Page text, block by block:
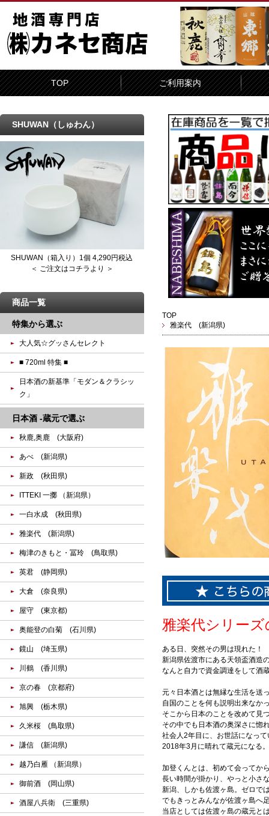
TOP ご利用案内
TOP
雅楽代 (新潟県)
雅楽代シリーズ
ある日、突然その男は現れた！
新潟県佐渡市にある天領盃酒造
なんと自力で資金調達をして酒
元々日本酒とは無縁な生活を送
自国のことを何も説明出来なか
そこから日本のことを改めて見
その中でも日本酒の奥深さに惚
社会人2年目に、お世話になっ
2018年3月に晴れて蔵元になる。
加登くんとは、初めて会ってか
長い時間が掛かり、やっと小さ
新潟、しかも佐渡ヶ島。ゼロで
でもきっとみんなが佐渡ヶ島へ
当店としては佐渡ヶ島の蔵元と
SHUWAN（しゅわん）
SHUWAN（箱入り）1個 4,290円税込
＜ ご注文はコチラより ＞
商品一覧
特集から選ぶ
大人気☆グッさんセレクト
■ 720ml 特集 ■
日本酒の新基準「モダン＆クラシッ
ク」
日本酒 -蔵元で選ぶ
秋鹿,奥鹿 (大阪府)
あべ (新潟県)
新政 (秋田県)
ITTEKI 一擲 （新潟県）
一白水成 (秋田県)
雅楽代 (新潟県)
梅津のきもと・冨玲 (鳥取県)
英君 (静岡県)
大倉 (奈良県)
屋守 (東京都)
奥能登の白菊 (石川県)
鏡山 (埼玉県)
川鶴 (香川県)
京の春 (京都府)
旭興 (栃木県)
久米桜 (鳥取県)
謙信 (新潟県)
越乃白雁 （新潟県）
御前酒 (岡山県)
酒屋八兵衛 (三重県)